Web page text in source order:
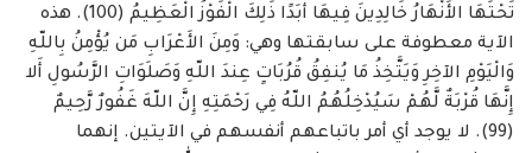
تَحْتَهَا الأَنْهَارُ خَالِدِينَ فِيهَا أَبَدًا ذَلِكَ الْفَوْزُ الْعَظِيمُ (100). هذه
‏الآية معطوفة على سابقتها وهي: وَمِنَ الأَعْرَابِ مَن يُؤْمِنُ بِاللّهِ
وَالْيَوْمِ الآخِرِ وَيَتَّخِذُ مَا يُنفِقُ قُرُبَاتٍ عِندَ ‏اللّهِ وَصَلَوَاتِ الرَّسُولِ أَلا
إِنَّهَا قُرْبَةٌ لَّهُمْ سَيُدْخِلُهُمُ اللّهُ فِي رَحْمَتِهِ إِنَّ اللّهَ غَفُورٌ رَّحِيمٌ
(99). لا يوجد أي أمر ‏باتباعهم أنفسهم في الآيتين. إنهما